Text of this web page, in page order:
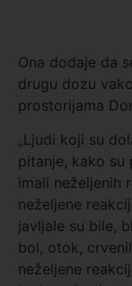
Ona dodaje da
drugu dozu
prostorijama
„Ljudi koji su
pitanje, kako
imali neželjenih
neželjene
javljale su bile,
bol, otok,
neželjene